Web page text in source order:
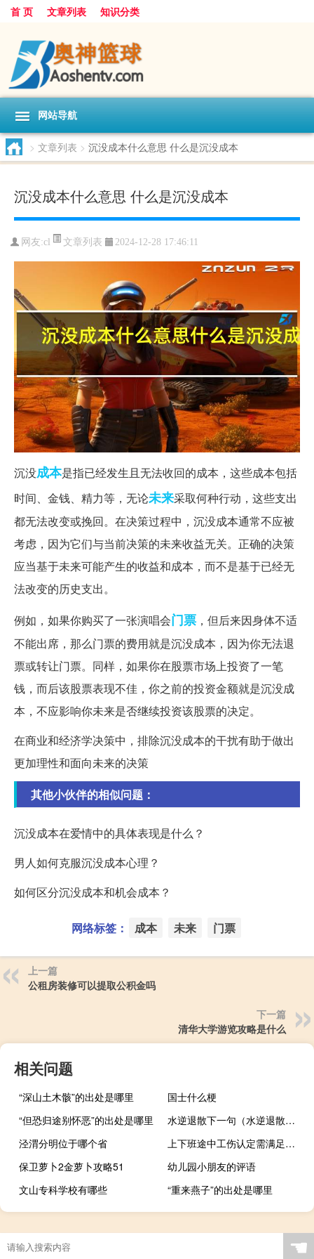
首 页 文章列表 知识分类
网站导航
> 文章列表 > 沉没成本什么意思 什么是沉没成本
沉没成本什么意思 什么是沉没成本
网友:cl 文章列表 2024-12-28 17:46:11
沉没成本是指已经发生且无法收回的成本，这些成本包括
时间、金钱、精力等，无论未来采取何种行动，这些支出
都无法改变或挽回。在决策过程中，沉没成本通常不应被
考虑，因为它们与当前决策的未来收益无关。正确的决策
应当基于未来可能产生的收益和成本，而不是基于已经无
法改变的历史支出。
例如，如果你购买了一张演唱会门票 ，但后来因身体不适
不能出席，那么门票的费用就是沉没成本，因为你无法退
票或转让门票。同样，如果你在股票市场上投资了一笔
钱，而后该股票表现不佳，你之前的投资金额就是沉没成
本，不应影响你未来是否继续投资该股票的决定。
在商业和经济学决策中，排除沉没成本的干扰有助于做出
更加理性和面向未来的决策
其他小伙伴的相似问题：
沉没成本在爱情中的具体表现是什么？
男人如何克服沉没成本心理？
如何区分沉没成本和机会成本？
网络标签： 成本 未来 门票
上一篇
公租房装修可以提取公积金吗
下一篇
清华大学游览攻略是什么
相关问题
“深山土木骸”的出处是哪里
国士什么梗
“但恐归途别怀恶”的出处是哪里
水逆退散下一句（水逆退散下一句是什么）
泾渭分明位于哪个省
上下班途中工伤认定需满足四个条件（单亲性互相满足）
保卫萝卜2金萝卜攻略51
幼儿园小朋友的评语
文山专科学校有哪些
“重来燕子”的出处是哪里
☚